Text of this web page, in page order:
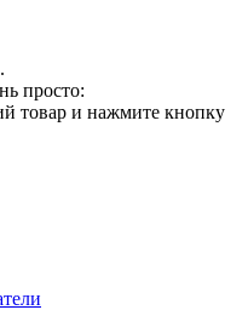
просто:
товар и нажмите кнопку